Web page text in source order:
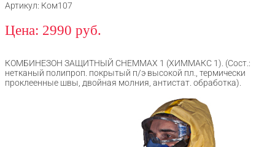
Артикул: Ком107
Цена: 2990 руб.
КОМБИНЕЗОН ЗАЩИТНЫЙ CHEMMAX 1 (ХИММАКС 1). (Сост.:
нетканый полипроп. покрытый п/э высокой пл., термически
проклеенные швы, двойная молния, антистат. обработка).